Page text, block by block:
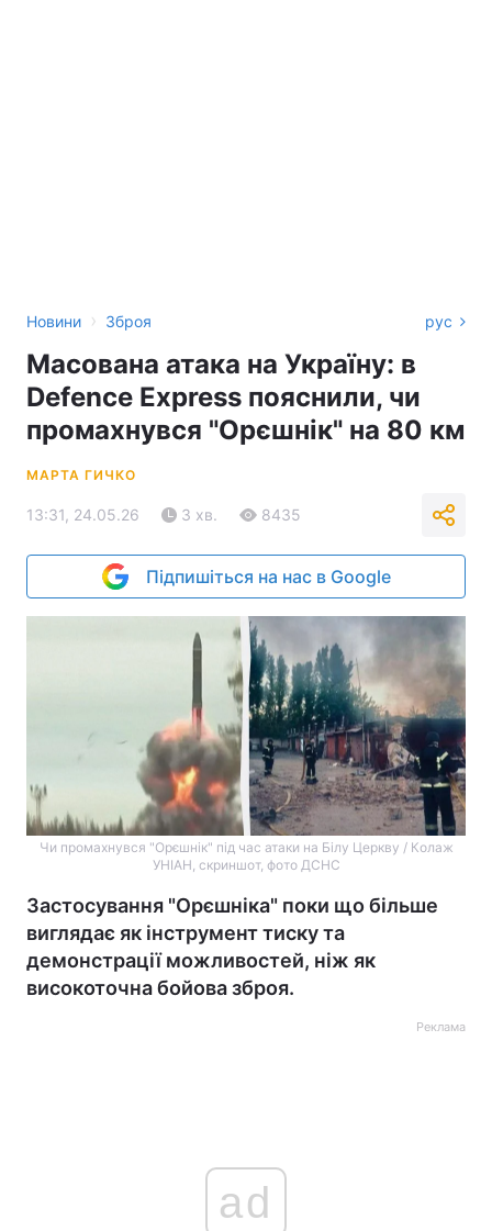
Новини › Зброя рус
Масована атака на Україну: в
Defence Express пояснили, чи
промахнувся "Орєшнік" на 80 км
МАРТА ГИЧКО
13:31, 24.05.26 3 хв. 8435
Підпишіться на нас в Google
Чи промахнувся "Орєшнік" під час атаки на Білу Церкву / Колаж
УНІАН, скриншот, фото ДСНС
Застосування "Орєшніка" поки що більше
виглядає як інструмент тиску та
демонстрації можливостей, ніж як
високоточна бойова зброя.
Реклама
ad